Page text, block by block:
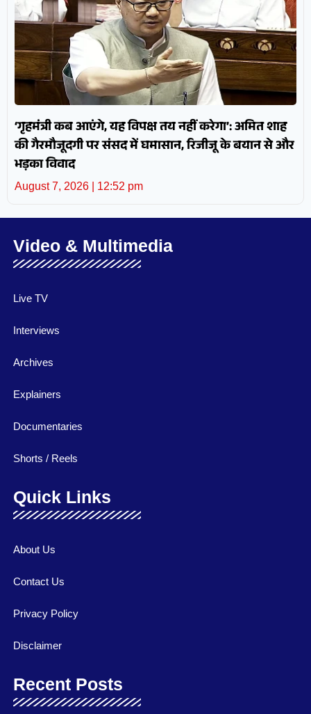
‘गृहमंत्री कब आएंगे, यह विपक्ष तय नहीं करेगा’: अमित शाह
की गैरमौजूदगी पर संसद में घमासान, रिजीजू के बयान से और
भड़का विवाद
August 7, 2026 12:52 pm
Video & Multimedia
Live TV
Interviews
Archives
Explainers
Documentaries
Shorts / Reels
Quick Links
About Us
Contact Us
Privacy Policy
Disclaimer
Recent Posts